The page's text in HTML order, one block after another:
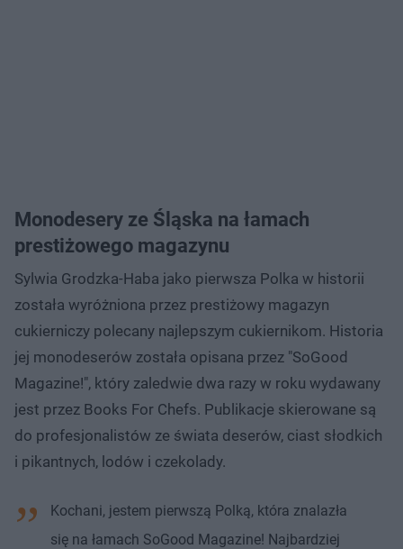
Monodesery ze Śląska na łamach
prestiżowego magazynu
Sylwia Grodzka-Haba jako pierwsza Polka w historii
została wyróżniona przez prestiżowy magazyn
cukierniczy polecany najlepszym cukiernikom. Historia
jej monodeserów została opisana przez "SoGood
Magazine!", który zaledwie dwa razy w roku wydawany
jest przez Books For Chefs. Publikacje skierowane są
do profesjonalistów ze świata deserów, ciast słodkich
i pikantnych, lodów i czekolady.
Kochani, jestem pierwszą Polką, która znalazła
się na łamach SoGood Magazine! Najbardziej